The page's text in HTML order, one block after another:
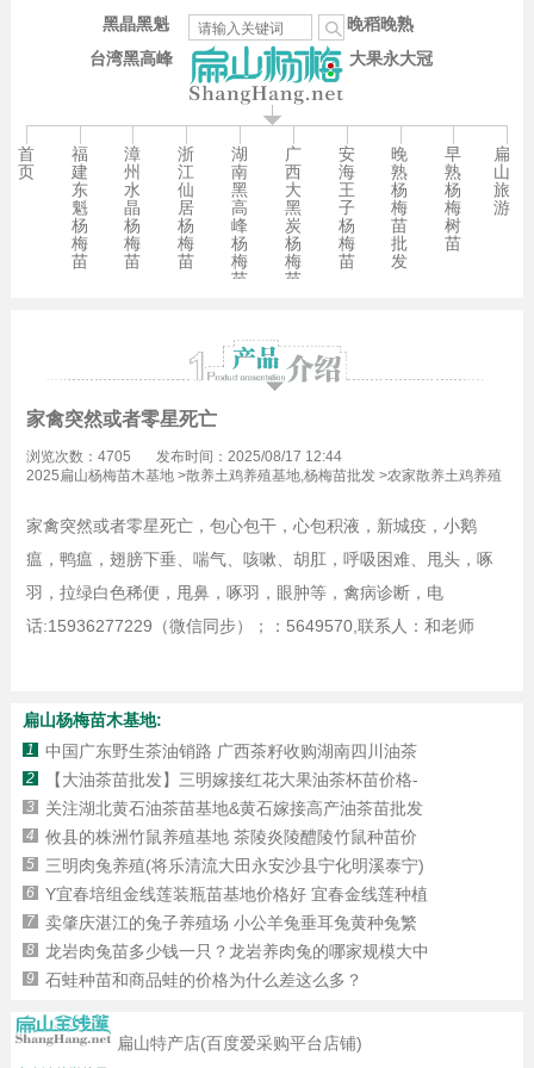
台湾黑高峰
晚稻晚熟
大果永大冠
黑晶黑魁
首
页
福
建
东
魁
杨
梅
苗
漳
州
水
晶
杨
梅
苗
浙
江
仙
居
杨
梅
苗
湖
南
黑
高
峰
杨
梅
苗
广
西
大
黑
炭
杨
梅
苗
安
海
王
子
杨
梅
苗
晚
熟
杨
梅
苗
批
发
早
熟
杨
梅
树
苗
扁
山
旅
游
家禽突然或者零星死亡
浏览次数：4705
发布时间：2025/08/17 12:44
2025扁山杨梅苗木基地>散养土鸡养殖基地,杨梅苗批发>农家散养土鸡养殖
家禽突然或者零星死亡，包心包干，心包积液，新城疫，小鹅
瘟，鸭瘟，翅膀下垂、喘气、咳嗽、胡肛，呼吸困难、甩头，啄
羽，拉绿白色稀便，甩鼻，啄羽，眼肿等，禽病诊断，电
话:15936277229（微信同步）；：5649570,联系人：和老师
扁山杨梅苗木基地:
1 中国广东野生茶油销路 广西茶籽收购湖南四川油茶
2 【大油茶苗批发】三明嫁接红花大果油茶杯苗价格-
3 关注湖北黄石油茶苗基地&黄石嫁接高产油茶苗批发
4 攸县的株洲竹鼠养殖基地 茶陵炎陵醴陵竹鼠种苗价
5 三明肉兔养殖(将乐清流大田永安沙县宁化明溪泰宁)
6 Y宜春培组金线莲装瓶苗基地价格好 宜春金线莲种植
7 卖肇庆湛江的兔子养殖场 小公羊兔垂耳兔黄种兔繁
8 龙岩肉兔苗多少钱一只？龙岩养肉兔的哪家规模大中
9 石蛙种苗和商品蛙的价格为什么差这么多？
扁山特产店(百度爱采购平台店铺)